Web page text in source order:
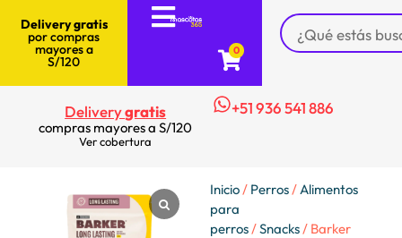
Delivery gratis
por compras
mayores a
S/120
0
Deliverygratis
compras mayores a S/120
Ver cobertura
+51 936 541 886
Inicio/ Perros/Alimentos
para
perros/Snacks/ Barker